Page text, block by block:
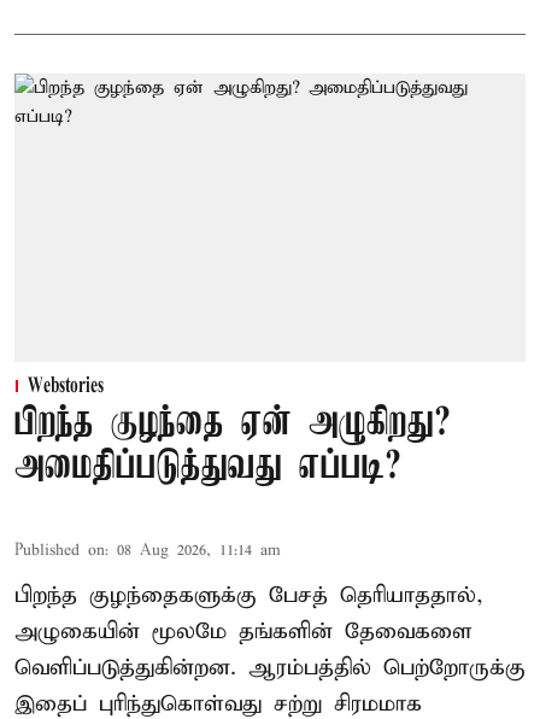
Webstories
பிறந்த குழந்தை ஏன் அழுகிறது?
அமைதிப்படுத்துவது எப்படி?
Published on: 08 Aug 2026, 11:14 am
பிறந்த குழந்தைகளுக்கு பேசத் தெரியாததால்,
அழுகையின் மூலமே தங்களின் தேவைகளை
வெளிப்படுத்துகின்றன. ஆரம்பத்தில் பெற்றோருக்கு
இதைப் புரிந்துகொள்வது சற்று சிரமமாக